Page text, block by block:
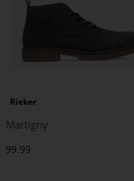
Rieker
Martigny
99.99